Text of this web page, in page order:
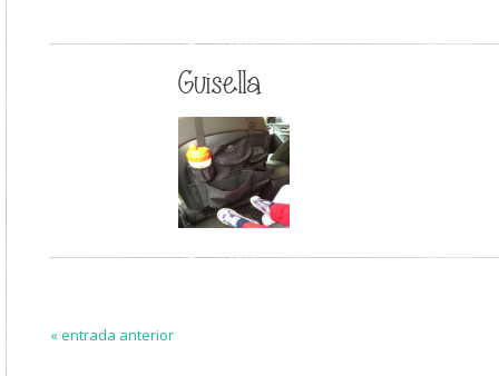
Guisella
« entrada anterior